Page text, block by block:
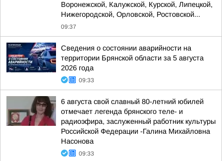
Воронежской, Калужской, Курской, Липецкой,
Нижегородской, Орловской, Ростовской...
09:37
Сведения о состоянии аварийности на
территории Брянской области за 5 августа
2026 года
09:33
6 августа свой славный 80-летний юбилей
отмечает легенда брянского теле- и
радиоэфира, заслуженный работник культуры
Российской Федерации -Галина Михайловна
Насонова
09:33